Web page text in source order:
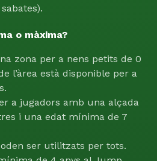
o màxima?
zona per a nens petits de 0
l’àrea està disponible per a
a jugadors amb una alçada
i una edat mínima de 7
ser utilitzats per tots.